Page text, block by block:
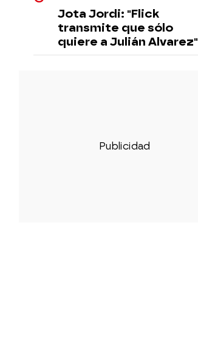
Jota Jordi: "Flick
transmite que sólo
quiere a Julián Alvarez"